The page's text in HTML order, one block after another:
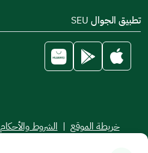
تطبيق الجوال SEU
خريطة الموقع | الشروط والأحكام